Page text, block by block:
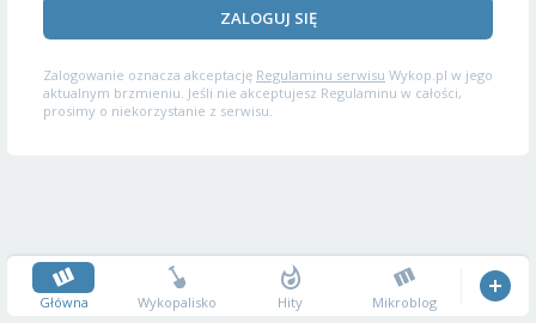
ZALOGUJ SIĘ
Zalogowanie oznacza akceptację Regulaminu serwisu Wykop.pl w jego
aktualnym brzmieniu. Jeśli nie akceptujesz Regulaminu w całości,
prosimy o niekorzystanie z serwisu.
Główna Wykopalisko Hity Mikroblog